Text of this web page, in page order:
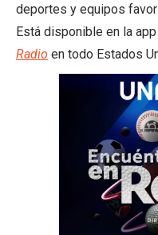
deportes y equipos
Está disponible en la
Radio en todo Estados